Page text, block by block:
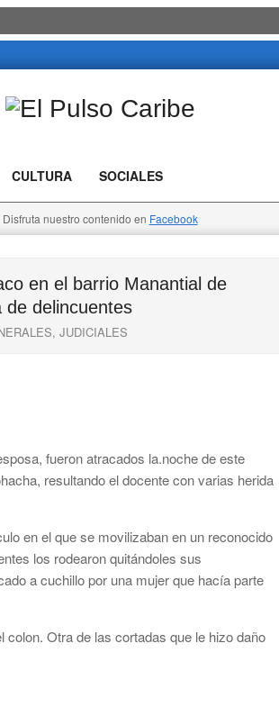
Caribe
CULTURA SOCIALES
Disfruta nuestro contenido en Facebook
en el barrio Manantial de
delincuentes
, JUDICIALES
fueron atracados la.noche de este
resultando el docente con varias herida
en el que se movilizaban en un reconocido
los rodearon quitándoles sus
a cuchillo por una mujer que hacía parte
Otra de las cortadas que le hizo daño